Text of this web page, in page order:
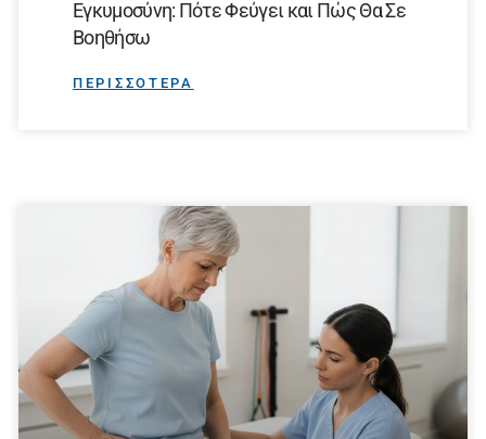
Εγκυμοσύνη: Πότε Φεύγει και Πώς Θα Σε
Βοηθήσω
ΠΕΡΙΣΣΟΤΕΡΑ